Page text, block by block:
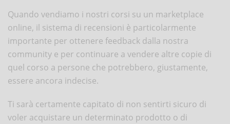
Quando vendiamo i nostri corsi su un marketplace
online, il sistema di recensioni è particolarmente
importante per ottenere feedback dalla nostra
community e per continuare a vendere altre copie di
quel corso a persone che potrebbero, giustamente,
essere ancora indecise.
Ti sarà certamente capitato di non sentirti sicuro di
voler acquistare un determinato prodotto o di